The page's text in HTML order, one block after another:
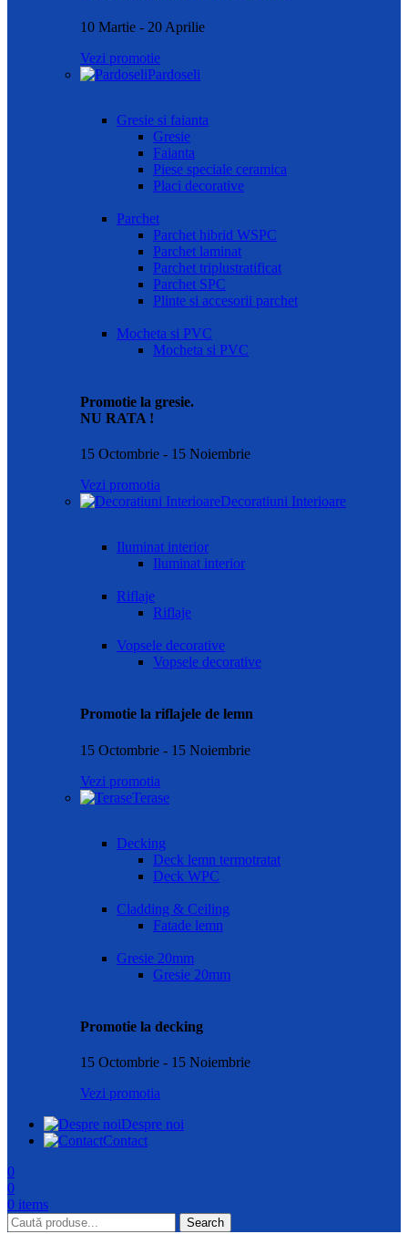
10 Martie - 20 Aprilie
Vezi promotie
Pardoseli
Gresie si faianta
Gresie
Faianta
Piese speciale ceramica
Placi decorative
Parchet
Parchet hibrid WSPC
Parchet laminat
Parchet triplustratificat
Parchet SPC
Plinte si accesorii parchet
Mocheta si PVC
Mocheta si PVC
Promotie la gresie.
NU RATA !
15 Octombrie - 15 Noiembrie
Vezi promotia
Decoratiuni Interioare
Iluminat interior
Iluminat interior
Riflaje
Riflaje
Vopsele decorative
Vopsele decorative
Promotie la riflajele de lemn
15 Octombrie - 15 Noiembrie
Vezi promotia
Terase
Decking
Deck lemn termotratat
Deck WPC
Cladding & Ceiling
Fatade lemn
Gresie 20mm
Gresie 20mm
Promotie la decking
15 Octombrie - 15 Noiembrie
Vezi promotia
Despre noi
Contact
0
0
0 items
Search